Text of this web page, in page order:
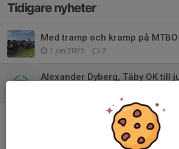
Tidigare nyheter
Med tramp och kramp på
1 jun 2025 2
Alexander Dyberg, Täby OK till
Häng med på MTBO-läger i